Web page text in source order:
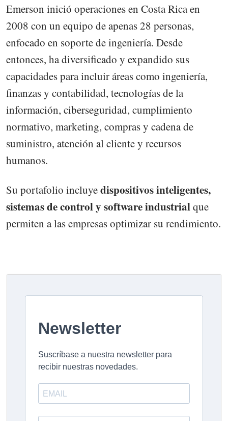
Emerson inició operaciones en Costa Rica en
2008 con un equipo de apenas 28 personas,
enfocado en soporte de ingeniería. Desde
entonces, ha diversificado y expandido sus
capacidades para incluir áreas como ingeniería,
finanzas y contabilidad, tecnologías de la
información, ciberseguridad, cumplimiento
normativo, marketing, compras y cadena de
suministro, atención al cliente y recursos
humanos.
Su portafolio incluyedispositivos inteligentes,
sistemas de control y software industrialque
permiten a las empresas optimizar su rendimiento.